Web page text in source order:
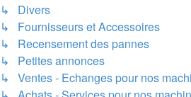
↳ Divers
↳ Fournisseurs et Accessoires
↳ Recensement des pannes
↳ Petites annonces
↳ Ventes - Echanges pour nos